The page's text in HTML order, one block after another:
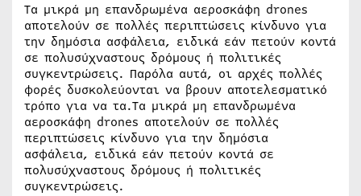
Τα μικρά μη επανδρωμένα αεροσκάφη drones
αποτελούν σε πολλές περιπτώσεις κίνδυνο για
την δημόσια ασφάλεια, ειδικά εάν πετούν κοντά
σε πολυσύχναστους δρόμους ή πολιτικές
συγκεντρώσεις. Παρόλα αυτά, οι αρχές πολλές
φορές δυσκολεύονται να βρουν αποτελεσματικό
τρόπο για να τα.Τα μικρά μη επανδρωμένα
αεροσκάφη drones αποτελούν σε πολλές
περιπτώσεις κίνδυνο για την δημόσια
ασφάλεια, ειδικά εάν πετούν κοντά σε
πολυσύχναστους δρόμους ή πολιτικές
συγκεντρώσεις.